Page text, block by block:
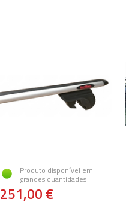
Produto disponível em
grandes quantidades
251,00 €